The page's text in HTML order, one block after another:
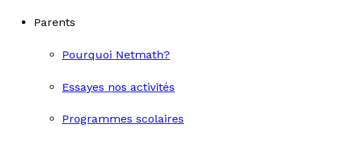
Parents
Pourquoi Netmath?
Essayes nos activités
Programmes scolaires